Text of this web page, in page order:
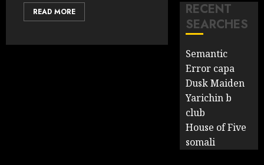
READ MORE
RECENT
SEARCHES
Semantic
Error capa
Dusk Maiden
Yarichin b
club
House of Five
somali